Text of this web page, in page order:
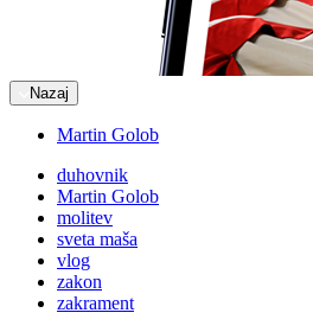
Nazaj
Martin Golob
duhovnik
Martin Golob
molitev
sveta maša
vlog
zakon
zakrament